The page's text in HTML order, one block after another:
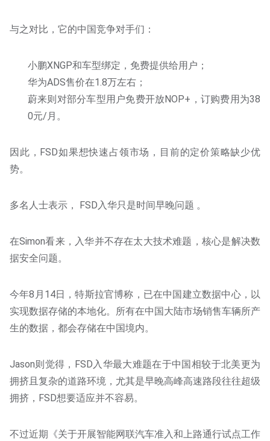
与之对比，它的中国竞争对手们：
小鹏XNGP和车型绑定，免费提供给用户；
华为ADS售价在1.8万左右；
蔚来则对部分车型用户免费开放NOP+，订购费用为38
0元/月。
因此，FSD如果想快速占领市场，目前的定价策略缺少优
势。
多名人士表示， FSD入华只是时间早晚问题 。
在Simon看来，入华并不存在太大技术难题，核心是解决数
据安全问题。
今年8月14日，特斯拉官博称，已在中国建立数据中心，以
实现数据存储的本地化。所有在中国大陆市场销售车辆所产
生的数据，都会存储在中国境内。
Jason则觉得，FSD入华最大难题在于中国相较于北美更为
拥挤且复杂的道路环境，尤其是早晚高峰高速路段往往超级
拥挤，FSD想要适应并不容易。
不过近期《关于开展智能网联汽车准入和上路通行试点工作